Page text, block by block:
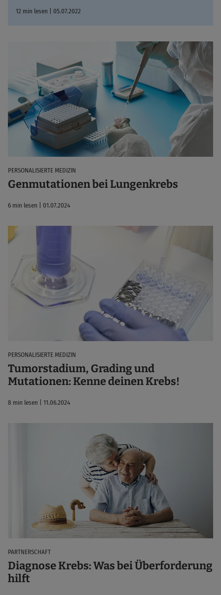
12 min lesen | 05.07.2022
PERSONALISIERTE MEDIZIN
Genmutationen bei Lungenkrebs
6 min lesen | 01.07.2024
PERSONALISIERTE MEDIZIN
Tumorstadium, Grading und
Mutationen: Kenne deinen Krebs!
8 min lesen | 11.06.2024
PARTNERSCHAFT
Diagnose Krebs: Was bei Überforderung
hilft